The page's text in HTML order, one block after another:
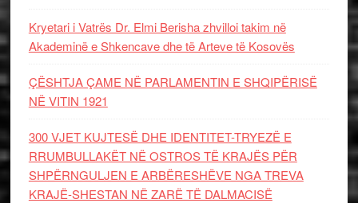
Kryetari i Vatrës Dr. Elmi Berisha zhvilloi takim në
Akademinë e Shkencave dhe të Arteve të Kosovës
ÇËSHTJA ÇAME NË PARLAMENTIN E SHQIPËRISË
NË VITIN 1921
300 VJET KUJTESË DHE IDENTITET-TRYEZË E
RRUMBULLAKËT NË OSTROS TË KRAJËS PËR
SHPËRNGULJEN E ARBËRESHËVE NGA TREVA
KRAJË-SHESTAN NË ZARË TË DALMACISË